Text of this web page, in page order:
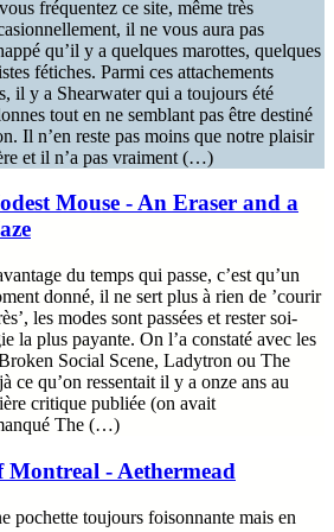
fréquentez ce site, même très
il ne vous aura pas
qu’il y a quelques marottes, quelques
fétiches. Parmi ces attachements
il y a Shearwater qui a toujours été
tout en ne semblant pas être destiné
Il n’en reste pas moins que notre plaisir
et il n’a pas vraiment (…)
Mouse - An Eraser and a
du temps qui passe, c’est qu’un
donné, il ne sert plus à rien de ’courir
les modes sont passées et rester soi-
la plus payante. On l’a constaté avec les
Social Scene, Ladytron ou The
ce qu’on ressentait il y a onze ans au
critique publiée (on avait
The (…)
Montreal - Aethermead
pochette toujours foisonnante mais en